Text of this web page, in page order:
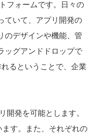
フォームです。日々の
ていて、アプリ開発の
のデザインや機能、管
ッグアンドドロップで
るということで、企業
開発を可能とします。
す。また、それぞれの